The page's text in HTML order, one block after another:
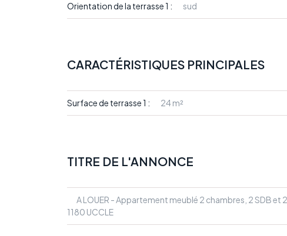
Orientation de la terrasse 1 : sud
CARACTÉRISTIQUES PRINCIPALES
Surface de terrasse 1 : 24 m²
TITRE DE L'ANNONCE
A LOUER - Appartement meublé 2 chambres, 2 SDB et 2
1180 UCCLE